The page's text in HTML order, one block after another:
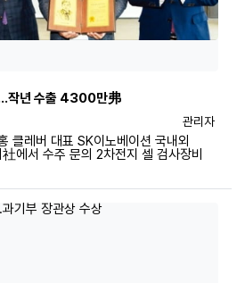
…작년 수출 4300만弗
등록자
관리자
클레버 대표 SK이노베이션 국내외
에서 수주 문의 2차전지 셀 검사장비